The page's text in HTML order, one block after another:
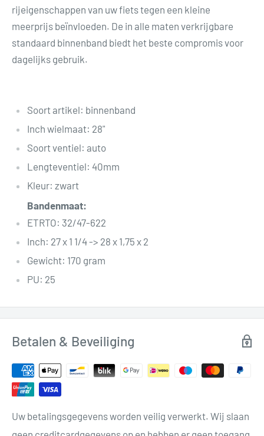
rijeigenschappen van uw fiets tegen een kleine
meerprijs beïnvloeden. De in alle maten verkrijgbare
standaard binnenband biedt het beste compromis voor
dagelijks gebruik.
Soort artikel: binnenband
Inch wielmaat: 28"
Soort ventiel: auto
Lengteventiel: 40mm
Kleur: zwart
Bandenmaat:
ETRTO: 32/47-622
Inch: 27 x 1 1/4 -> 28 x 1,75 x 2
Gewicht: 170 gram
PU: 25
Betalen & Beveiliging
Uw betalingsgegevens worden veilig verwerkt. Wij slaan